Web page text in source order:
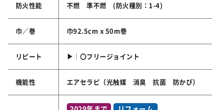
防火性能 不燃 準不燃 (防火種別：1-4)
巾／巻 巾92.5cm x 50m巻
リピート ▶│〇フリージョイント
機能性 エアセラピ（光触媒 消臭 抗菌 防かび）